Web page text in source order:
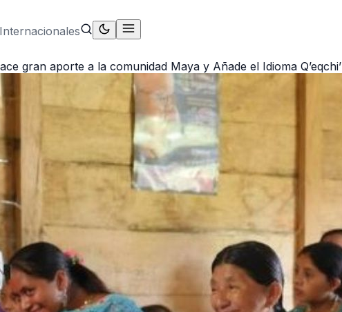
Internacionales
gran aporte a la comunidad Maya y Añade el Idioma Q’eqchi’